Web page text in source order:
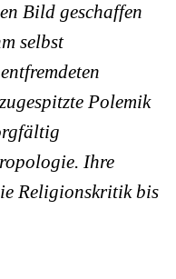
Bild geschaffen
selbst
Polemik
Ihre
Religionskritik bis